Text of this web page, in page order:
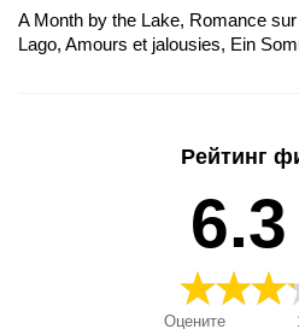
A Month by the Lake, Romance
Lago, Amours et jalousies, Ein
Ενας μήνας στη λίμνη, Месец
Рейтинг
6.3
Оцените